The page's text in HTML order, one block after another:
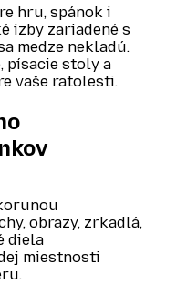
hru, spánok i
izby zariadené s
medze nekladú.
písacie stoly a
vaše ratolesti.
obrazy, zrkadlá,
diela
miestnosti